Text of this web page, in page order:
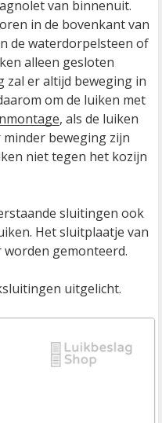
van binnenuit.
in de bovenkant van
de waterdorpelsteen of
alleen gesloten
zal er altijd beweging in
om de luiken met
, als de luiken
beweging zijn
niet tegen het kozijn
sluitingen ook
Het sluitplaatje van
gemonteerd.
uitgelicht.